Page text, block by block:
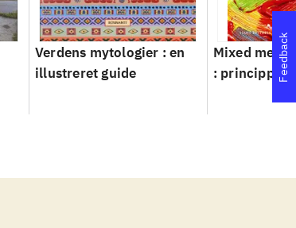
Verdens mytologier : en
illustreret guide
Mixed
: principper
Feedback